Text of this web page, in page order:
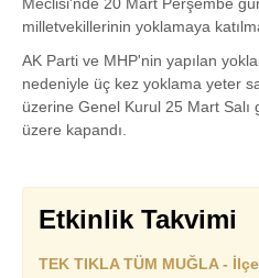
milletvekillerinin yoklamaya
AK Parti ve MHP'nin yapılan
nedeniyle üç kez yoklama yeter
üzerine Genel Kurul 25 Mart Salı
üzere kapandı.
Etkinlik Takvimi
TEK TIKLA TÜM MUĞLA -